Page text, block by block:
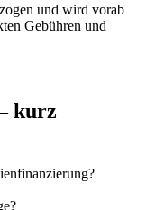
und wird vorab
Gebühren und
kurz